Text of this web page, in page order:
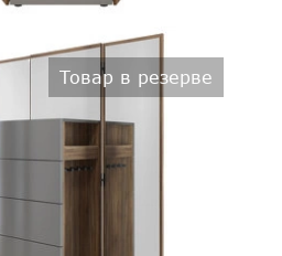
Товар в резерве